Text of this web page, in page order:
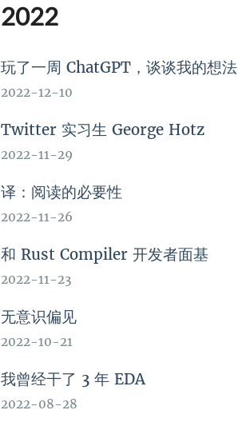
2022
玩了一周 ChatGPT，谈谈我的想法
2022-12-10
Twitter 实习生 George Hotz
2022-11-29
译：阅读的必要性
2022-11-26
和 Rust Compiler 开发者面基
2022-11-23
无意识偏见
2022-10-21
我曾经干了 3 年 EDA
2022-08-28